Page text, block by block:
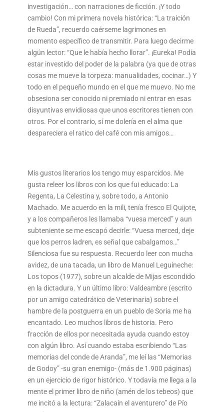
investigación… con narraciones de ficción. ¡Y todo
cambio! Con mi primera novela histórica: “La traición
de Rueda”, recuerdo caérseme lagrimones en
momento específico de transmitir. Para luego decirme
algún lector: “Que le había hecho llorar”. ¡Eureka! Podía
estar investido del poder de la palabra (ya que de otras
cosas me mueve la torpeza: manualidades, cocinar…) Y
todo en el pequeño mundo en el que me muevo. No me
obsesiona ser conocido ni premiado ni entrar en esas
disyuntivas envidiosas que unos escritores tienen con
otros. Por el contrario, sí me dolería en el alma que
despareciera el ratico del café con mis amigos…
Mis gustos literarios los tengo muy esparcidos. Me
gusta releer los libros con los que fui educado: La
Regenta, La Celestina y, sobre todo, a Antonio
Machado. Me acuerdo en la mili, tenía fresco El Quijote,
y a los compañeros les llamaba “vuesa merced” y aun
subteniente se me escapó decirle: “Vuesa merced, deje
que los perros ladren, es señal que cabalgamos…”
Silenciosa fue su respuesta. Recuerdo leer con mucha
avidez, de una tacada, un libro de Manuel Leguineche:
Los topos (1977), sobre un alcalde de Mijas escondido
en la dictadura. Y un último libro: Valdeambre (escrito
por un amigo catedrático de Veterinaria) sobre el
hambre de la postguerra en un pueblo de Soria me ha
encantado. Leo muchos libros de historia. Pero
fracción de ellos por necesitada ayuda cuando estoy
con algún libro. Así cuando estaba escribiendo “Las
memorias del conde de Aranda”, me leí las “Memorias
de Godoy” -su gran enemigo- (más de 1.900 páginas)
en un ejercicio de rigor histórico. Y todavía me llega a la
mente el primer libro de niño (amén de los tebeos) que
me incitó a la lectura: “Zalacaín el aventurero” de Pío